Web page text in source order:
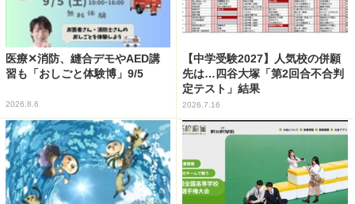
医療✕消防、縫合デモやAED講
習も「おしごと体験博」9/5
2026.8.6
【中学受験2027】人気校の併願
先は…四谷大塚「第2回合不合判
定テスト」結果
2026.7.16